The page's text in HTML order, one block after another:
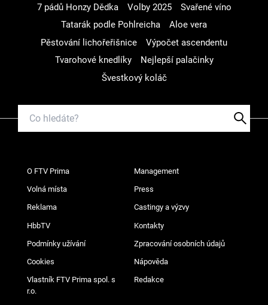
7 pádů Honzy Dědka
Volby 2025
Svařené víno
Tatarák podle Pohlreicha
Aloe vera
Pěstování lichořeřišnice
Výpočet ascendentu
Tvarohové knedlíky
Nejlepší palačinky
Švestkový koláč
O FTV Prima Management
Volná místa Press
Reklama Castingy a výzvy
HbbTV Kontakty
Podmínky užívání Zpracování osobních údajů
Cookies Nápověda
Vlastník FTV Prima spol. s
r.o.
Redakce